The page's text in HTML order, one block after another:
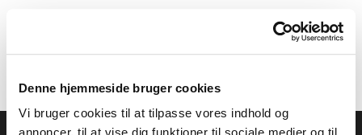
Denne hjemmeside bruger cookies
Vi bruger cookies til at tilpasse vores indhold og
indhold